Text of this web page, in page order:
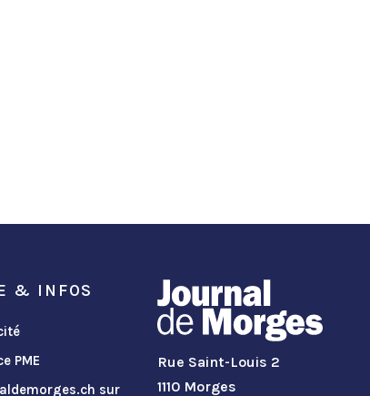
& INFOS
PME
sur
Rue Saint-Louis 2
1110 Morges